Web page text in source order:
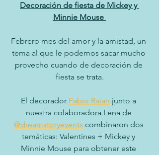
Decoración de fiesta de Mickey y
Minnie Mouse
Febrero mes del amor y la amistad, un
tema al que le podemos sacar mucho
provecho cuando de decoración de
fiesta se trata.
El decorador Fabio Raian junto a
nuestra colaboradora Lena de
@dreamstoryevents combinaron dos
temáticas: Valentines + Mickey y
Minnie Mouse para obtener este